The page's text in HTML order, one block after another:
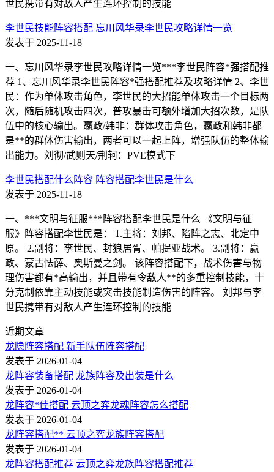
世民携带有对敌人产生连环控制的技能
李世民技能阵容搭配 忘川风华录李世民攻略详情一览
发表于 2025-11-18
一、忘川风华录李世民攻略详情一览***李世民阵容*强搭配推
荐 1、忘川风华录李世民阵容*强搭配推荐及攻略详情 2、李世
民：作为单体攻击角色，李世民的大招能单体攻击一个目标两
次，随后随机攻击四次，普攻暴击可额外增加大招次数，是队
伍中的核心输出。嬴政/韩非：群体攻击角色，嬴政和韩非都
是**的群体伤害输出，两者可以一起上阵，增强队伍的整体输
出能力。刘彻/武则天/荆轲：PVE模式下
李世民搭配什么阵容 阵容搭配李世民是什么
发表于 2025-11-18
一、***文明与征服***阵容搭配李世民是什么 《文明与征
服》阵容搭配李世民是： 1.主将：刘邦、陷阵之志、北定中
原。 2.副将：李世民、封狼居胥、帕提亚战术。 3.副将：嬴
政、蒙古怯薛、奥斯曼之剑。 该阵容搭配下，战术伤害与物
理伤害都有*高输出，并且带有令敌人**的多重控制技能，十
分克制依靠主动技能或突击技能制造伤害的阵容。 刘邦与李
世民携带有对敌人产生连环控制的技能
近期文章
龙隐阵容搭配 新手队伍阵容搭配
发表于 2026-01-04
龙阵容装备搭配 龙族阵容及出装是什么
发表于 2026-01-04
龙阵容*佳搭配 云顶之弈龙魂阵容怎么搭配
发表于 2026-01-04
龙阵容搭配** 云顶之弈龙族阵容搭配
发表于 2026-01-04
龙阵容搭配推荐 云顶之弈龙族阵容搭配推荐